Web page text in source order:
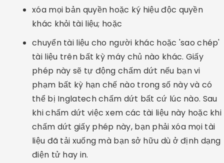
xóa mọi bản quyền hoặc ký hiệu độc quyền
khác khỏi tài liệu; hoặc
chuyển tài liệu cho người khác hoặc 'sao chép'
tài liệu trên bất kỳ máy chủ nào khác. Giấy
phép này sẽ tự động chấm dứt nếu bạn vi
phạm bất kỳ hạn chế nào trong số này và có
thể bị Inglatech chấm dứt bất cứ lúc nào. Sau
khi chấm dứt việc xem các tài liệu này hoặc khi
chấm dứt giấy phép này, bạn phải xóa mọi tài
liệu đã tải xuống mà bạn sở hữu dù ở định dạng
điện tử hay in.